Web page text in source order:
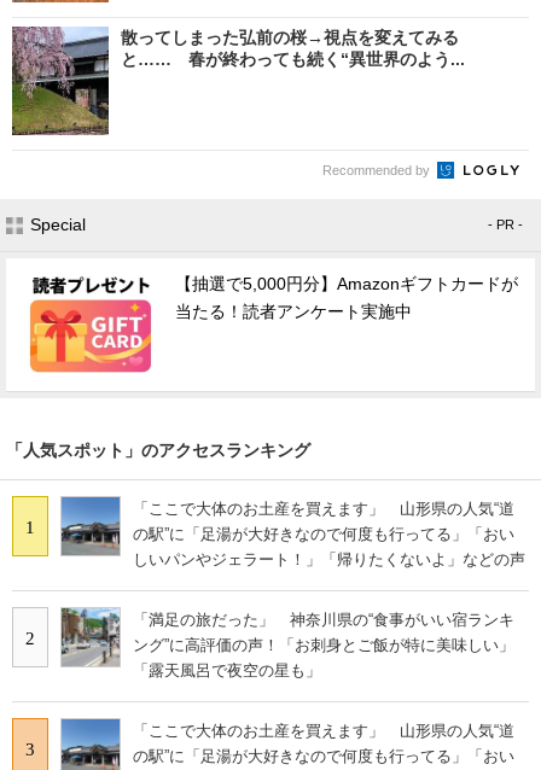
散ってしまった弘前の桜→視点を変えてみる
と…… 春が終わっても続く“異世界のよう...
Recommended by
Special - PR -
【抽選で5,000円分】Amazonギフトカードが
当たる！読者アンケート実施中
「人気スポット」のアクセスランキング
1
「ここで大体のお土産を買えます」 山形県の人気“道
の駅”に「足湯が大好きなので何度も行ってる」「おい
しいパンやジェラート！」「帰りたくないよ」などの声
2
「満足の旅だった」 神奈川県の“食事がいい宿ランキ
ング”に高評価の声！「お刺身とご飯が特に美味しい」
「露天風呂で夜空の星も」
3
「ここで大体のお土産を買えます」 山形県の人気“道
の駅”に「足湯が大好きなので何度も行ってる」「おい